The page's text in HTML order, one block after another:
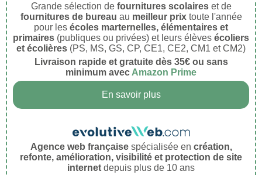
Grande sélection de fournitures scolaireset de
fournitures de bureau au meilleur prixtoute l'année
pour les écoles marternelles, élémentaires et
primaires (publiques ou privées) et leurs élèves écoliers
et écolières (PS, MS, GS, CP, CE1, CE2, CM1 et CM2)
Livraison rapide et gratuite dès 35€ ou sans
minimum avec Amazon Prime
En savoir plus
Agence web françaisespécialisée en création,
refonte, amélioration, visibilité et protection de site
internet depuis plus de 10 ans